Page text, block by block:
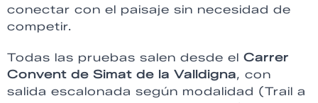
conectar con el paisaje sin necesidad de
competir.
Todas las pruebas salen desde el Carrer
Convent de Simat de la Valldigna, con
salida escalonada según modalidad (Trail a